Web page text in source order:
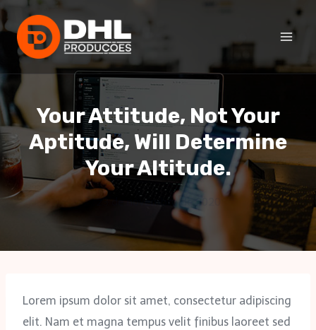
Skip
to
content
Your Attitude, Not Your
Aptitude, Will Determine
Your Altitude.
23 de novembro de 2020
Lorem ipsum dolor sit amet, consectetur adipiscing
elit. Nam et magna tempus velit finibus laoreet sed